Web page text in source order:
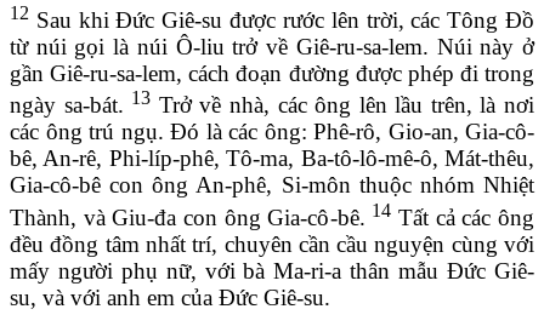
12 Sau khi Đức Giê-su được rước lên trời, các Tông Đồ
từ núi gọi là núi Ô-liu trở về Giê-ru-sa-lem. Núi này ở
gần Giê-ru-sa-lem, cách đoạn đường được phép đi trong
ngày sa-bát. 13 Trở về nhà, các ông lên lầu trên, là nơi
các ông trú ngụ. Đó là các ông: Phê-rô, Gio-an, Gia-cô-
bê, An-rê, Phi-líp-phê, Tô-ma, Ba-tô-lô-mê-ô, Mát-thêu,
Gia-cô-bê con ông An-phê, Si-môn thuộc nhóm Nhiệt
Thành, và Giu-đa con ông Gia-cô-bê. 14 Tất cả các ông
đều đồng tâm nhất trí, chuyên cần cầu nguyện cùng với
mấy người phụ nữ, với bà Ma-ri-a thân mẫu Đức Giê-
su, và với anh em của Đức Giê-su.